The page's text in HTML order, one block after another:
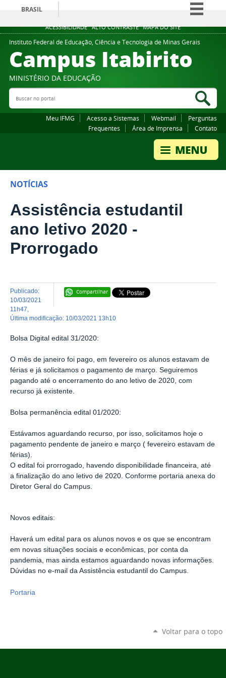
ACESSIBILIDADE ALTO CONTRASTE MAPA DO SITE
BRASIL
Simplifique!
Comunica BR
Participe
Legislação
Instituto Federal de Educação, Ciência e Tecnologia de Minas Gerais
Campus Itabirito
MINISTÉRIO DA EDUCAÇÃO
Buscar no portal
Meu IFMG Acesso a Sistemas Webmail
Perguntas
Frequentes
Área de Imprensa Contato
NOTÍCIAS
Assistência estudantil
ano letivo 2020 -
Prorrogado
Compartilhar
publicado:
10/03/2021
11h47
última modificação: 10/03/2021 13h10
Bolsa Digital edital 31/2020:
O mês de janeiro foi pago, em fevereiro os alunos estavam de
férias e já solicitamos o pagamento de março. Seguiremos
pagando até o encerramento do ano letivo de 2020, com
recurso já existente.
Bolsa permanência edital 01/2020:
Estávamos aguardando recurso, por isso, solicitamos hoje o
pagamento pendente de janeiro e março ( fevereiro estavam de
férias).
O edital foi prorrogado, havendo disponibilidade financeira, até
a finalização do ano letivo de 2020. Conforme portaria anexa do
Diretor Geral do Campus.
Novos editais:
Haverá um edital para os alunos novos e os que se encontram
em novas situações sociais e econômicas, por conta da
pandemia, mas ainda estamos aguardando novas informações.
Dúvidas no e-mail da Assistência estudantil do Campus.
Portaria
Voltar para o topo